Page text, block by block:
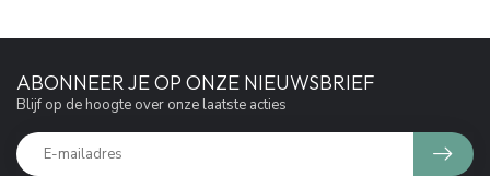
ABONNEER JE OP ONZE NIEUWSBRIEF
Blijf op de hoogte over onze laatste acties